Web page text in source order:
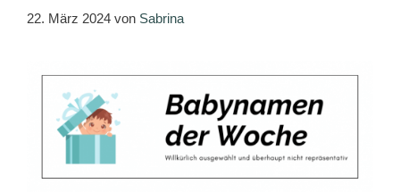
22. März 2024 von Sabrina